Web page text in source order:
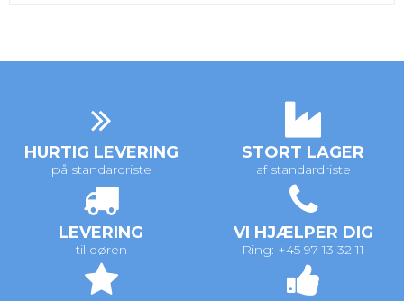
HURTIG LEVERING
på standardriste
STORT LAGER
af standardriste
LEVERING
til døren
VI HJÆLPER DIG
Ring: +45 97 13 32 11